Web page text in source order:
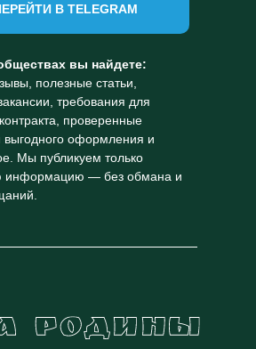
вы найдете:
полезные статьи,
требования для
проверенные
выгодного оформления и
Мы публикуем только
информацию — без обмана и
В TELEGRAM